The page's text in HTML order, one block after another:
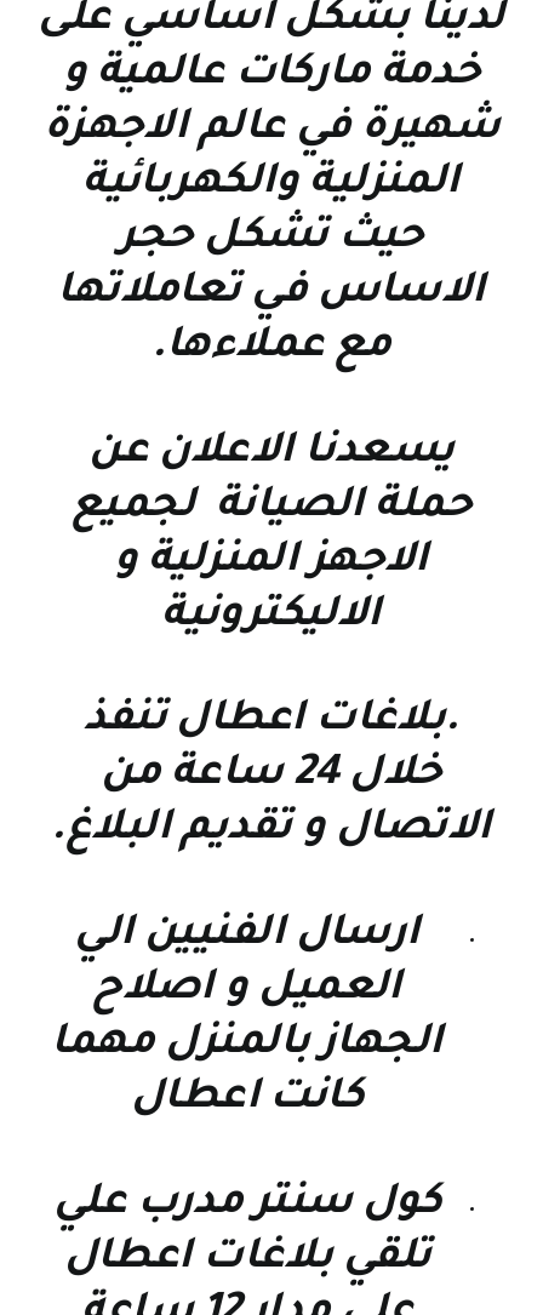
لدينا بشكل اساسي على
خدمة ماركات عالمية و
شهيرة في عالم الاجهزة
المنزلية والكهربائية
حيث تشكل حجر
الاساس في تعاملاتها
مع عملاءها.
يسعدنا الاعلان عن
حملة الصيانة لجميع
الاجهز المنزلية و
الاليكترونية
.بلاغات اعطال تنفذ
خلال 24 ساعة من
الاتصال و تقديم البلاغ.
ارسال الفنيين الي
العميل و اصلاح
الجهاز بالمنزل مهما
كانت اعطال
كول سنتر مدرب علي
تلقي بلاغات اعطال